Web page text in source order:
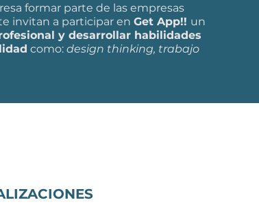
formar parte de las empresas
invitan a participar en Get App!! un
y desarrollar habilidades
como: design thinking, trabajo